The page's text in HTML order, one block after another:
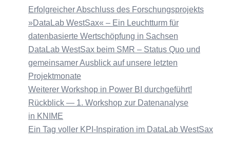
Erfolgreicher Abschluss des Forschungsprojekts
»DataLab WestSax« – Ein Leuchtturm für
datenbasierte Wertschöpfung in Sachsen
DataLab WestSax beim SMR – Status Quo und
gemeinsamer Ausblick auf unsere letzten
Projektmonate
Weiterer Workshop in Power BI durchgeführt!
Rückblick — 1. Workshop zur Datenanalyse
in KNIME
Ein Tag voller KPI-Inspiration im DataLab WestSax